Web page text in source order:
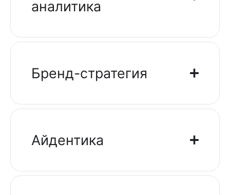
аналитика
Бренд-стратегия
Айдентика